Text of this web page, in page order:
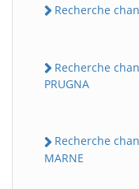
Recherche
Recherche
PRUGNA
Recherche
MARNE